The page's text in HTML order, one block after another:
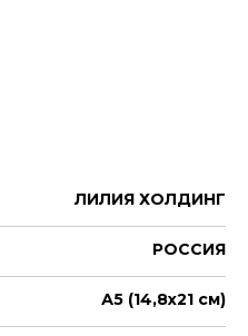
ЛИЛИЯ ХОЛДИНГ
РОССИЯ
А5 (14,8х21 см)